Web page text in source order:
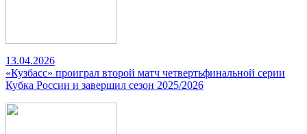
13.04.2026
«Кузбасс» проиграл второй матч четвертьфинальной серии
Кубка России и завершил сезон 2025/2026